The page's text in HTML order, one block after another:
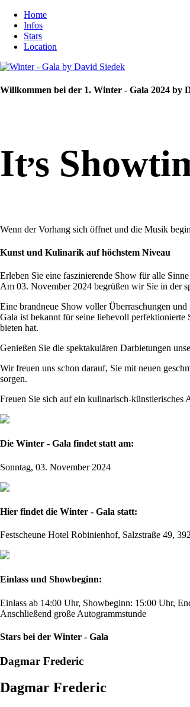
Home
Infos
Stars
Location
Willkommen bei der 1. Winter - Gala 2024 by
It,s
Wenn der Vorhang sich öffnet und die Musik
Kunst und Kulinarik auf höchstem Niveau
Erleben Sie eine faszinierende Show für alle
Am 03. November 2024 begrüßen wir Sie in der
Eine brandneue Show voller Überraschungen
Gala ist bekannt für seine liebevoll
bieten hat.
Genießen Sie die spektakulären Darbietungen
Wir freuen uns schon darauf, Sie mit neuen
sorgen.
Freuen Sie sich auf ein kulinarisch-künstlerisches
Die Winter - Gala findet statt am:
Sonntag, 03. November 2024
Hier findet die Winter - Gala statt:
Festscheune Hotel Robinienhof, Salzstraße 49,
Einlass und Showbeginn:
Einlass ab 14:00 Uhr, Showbeginn: 15:00 Uhr,
Anschließend große Autogrammstunde
Stars bei der Winter - Gala
Dagmar Frederic
Dagmar Frederic